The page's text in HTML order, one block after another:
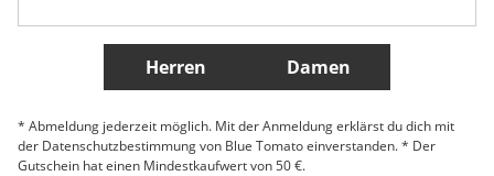
Weitere Länder
Herren Damen
* Abmeldung jederzeit möglich. Mit der Anmeldung erklärst du dich mit
der Datenschutzbestimmung von Blue Tomato einverstanden. * Der
Gutschein hat einen Mindestkaufwert von 50 €.